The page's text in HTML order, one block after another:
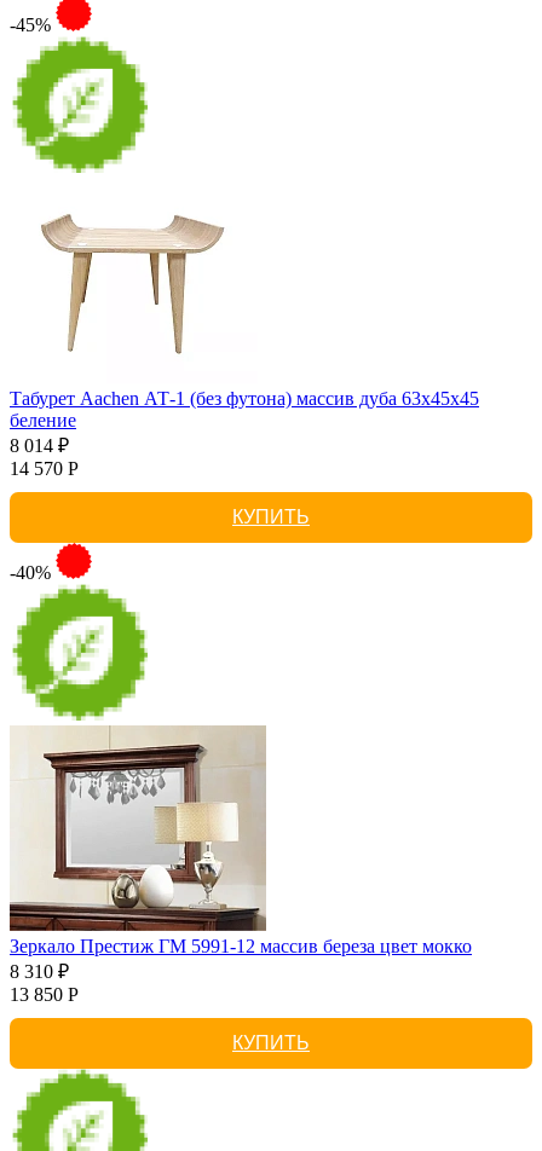
-45%
Табурет Aachen АТ-1 (без футона) массив дуба 63х45х45
беление
8 014 ₽
14 570 Р
КУПИТЬ
-40%
Зеркало Престиж ГМ 5991-12 массив береза цвет мокко
8 310 ₽
13 850 Р
КУПИТЬ